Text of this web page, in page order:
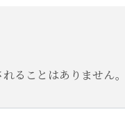
ることはありません。